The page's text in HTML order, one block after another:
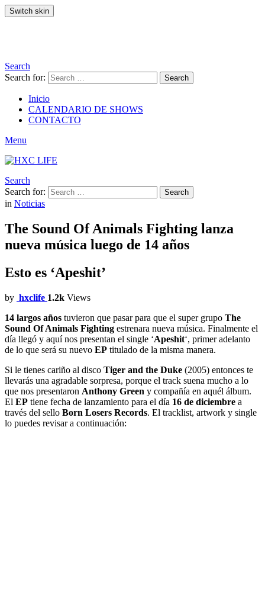
Switch skin
Search
Search for:
Search
Inicio
CALENDARIO DE SHOWS
CONTACTO
Menu
Search
Search for:
Search
in Noticias
The Sound Of Animals Fighting lanza
nueva música luego de 14 años
Esto es ‘Apeshit’
by hxclife 1.2k Views
14 largos años tuvieron que pasar para que el super grupo The
Sound Of Animals Fighting estrenara nueva música. Finalmente el
día llegó y aquí nos presentan el single ‘Apeshit‘, primer adelanto
de lo que será su nuevo EP titulado de la misma manera.
Si le tienes cariño al disco Tiger and the Duke (2005) entonces te
llevarás una agradable sorpresa, porque el track suena mucho a lo
que nos presentaron Anthony Green y compañía en aquél álbum.
El EP tiene fecha de lanzamiento para el día 16 de diciembre a
través del sello Born Losers Records. El tracklist, artwork y single
lo puedes revisar a continuación: